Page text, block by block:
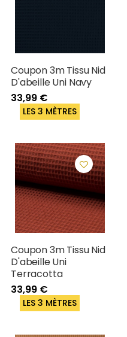
Coupon 3m Tissu Nid
D'abeille Uni Navy
33,99 €
LES 3 MÈTRES
Coupon 3m Tissu Nid
D'abeille Uni
Terracotta
33,99 €
LES 3 MÈTRES